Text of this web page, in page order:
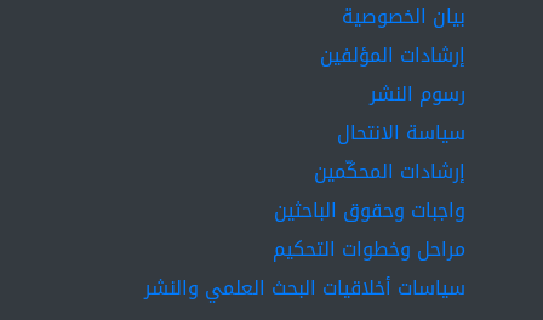
بيان الخصوصية
إرشادات المؤلفين
رسوم النشر
سياسة الانتحال
إرشادات المحكّمين
واجبات وحقوق الباحثين
مراحل وخطوات التحكيم
سياسات أخلاقيات البحث العلمي والنشر